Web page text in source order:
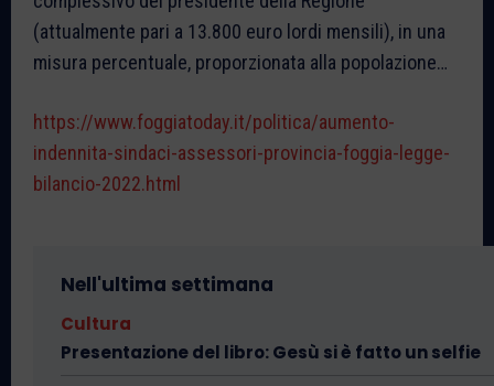
(attualmente pari a 13.800 euro lordi mensili), in una
misura percentuale, proporzionata alla popolazione…
https://www.foggiatoday.it/politica/aumento-
indennita-sindaci-assessori-provincia-foggia-legge-
bilancio-2022.html
Nell'ultima settimana
Cultura
Presentazione del libro: Gesù si è fatto un selfie